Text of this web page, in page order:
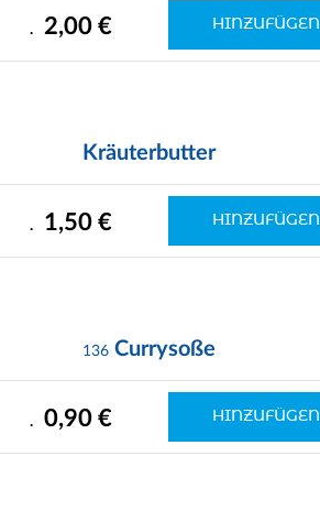
. 2,00 € HINZUFÜGEN
Kräuterbutter
. 1,50 € HINZUFÜGEN
136 Currysoße
. 0,90 € HINZUFÜGEN